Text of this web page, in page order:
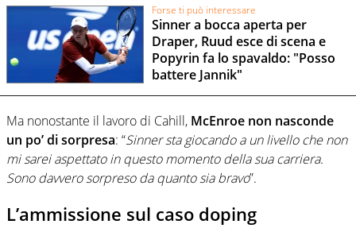
Forse ti può interessare
Sinner a bocca aperta per
Draper, Ruud esce di scena e
Popyrin fa lo spavaldo: "Posso
battere Jannik"
Ma nonostante il lavoro di Cahill, McEnroe non nasconde
un po’ di sorpresa: “Sinner sta giocando a un livello che non
mi sarei aspettato in questo momento della sua carriera.
Sono davvero sorpreso da quanto sia bravo”.
L’ammissione sul caso doping